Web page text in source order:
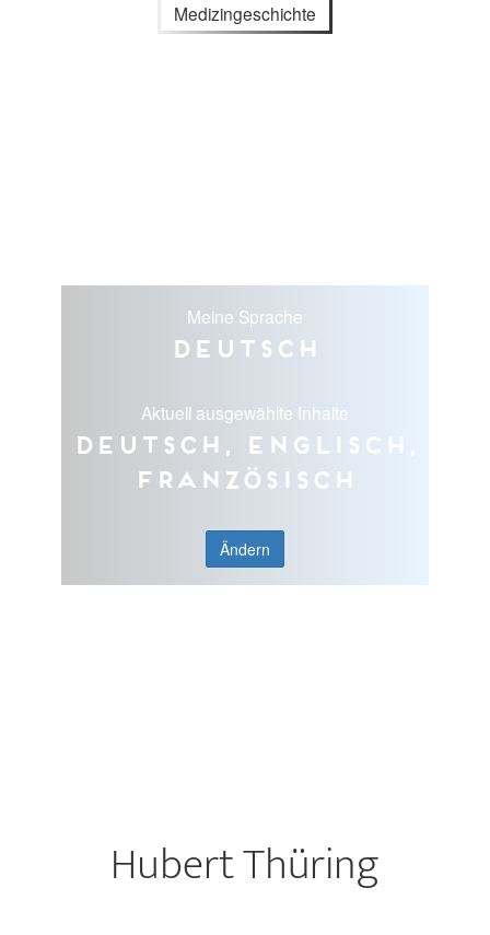
Medizingeschichte
Meine Sprache
Deutsch
Aktuell ausgewählte Inhalte
Deutsch, Englisch,
Französisch
Ändern
Hubert Thüring